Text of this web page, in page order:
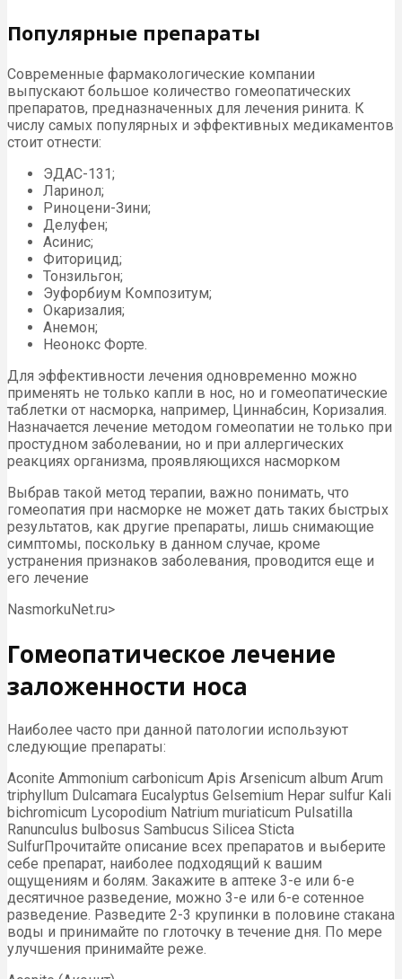
Популярные препараты
Современные фармакологические компании
выпускают большое количество гомеопатических
препаратов, предназначенных для лечения ринита. К
числу самых популярных и эффективных медикаментов
стоит отнести:
ЭДАС-131;
Ларинол;
Риноцени-Зини;
Делуфен;
Асинис;
Фиторицид;
Тонзильгон;
Эуфорбиум Композитум;
Окаризалия;
Анемон;
Неонокс Форте.
Для эффективности лечения одновременно можно
применять не только капли в нос, но и гомеопатические
таблетки от насморка, например, Циннабсин, Коризалия.
Назначается лечение методом гомеопатии не только при
простудном заболевании, но и при аллергических
реакциях организма, проявляющихся насморком
Выбрав такой метод терапии, важно понимать, что
гомеопатия при насморке не может дать таких быстрых
результатов, как другие препараты, лишь снимающие
симптомы, поскольку в данном случае, кроме
устранения признаков заболевания, проводится еще и
его лечение
NasmorkuNet.ru⁫>
Гомеопатическое лечение
заложенности носа
Наиболее часто при данной патологии используют
следующие препараты:
Aconite Ammonium carbonicum Apis Arsenicum album Arum
triphyllum Dulcamara Eucalyptus Gelsemium Hepar sulfur Kali
bichromicum Lycopodium Natrium muriaticum Pulsatilla
Ranunculus bulbosus Sambucus Silicea Sticta
SulfurПрочитайте описание всех препаратов и выберите
себе препарат, наиболее подходящий к вашим
ощущениям и болям. Закажите в аптеке 3-е или 6-е
десятичное разведение, можно 3-е или 6-е сотенное
разведение. Разведите 2-3 крупинки в половине стакана
воды и принимайте по глоточку в течение дня. По мере
улучшения принимайте реже.